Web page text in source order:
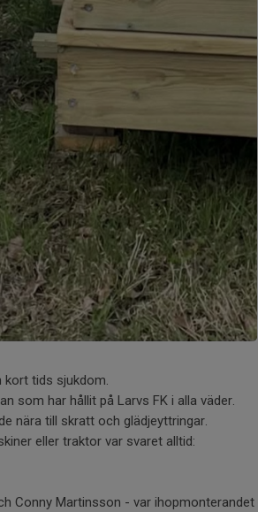
kort tids sjukdom.
som har hållit på Larvs FK i alla väder.
nära till skratt och glädjeyttringar.
eller traktor var svaret alltid:
Conny Martinsson - var ihopmonterandet